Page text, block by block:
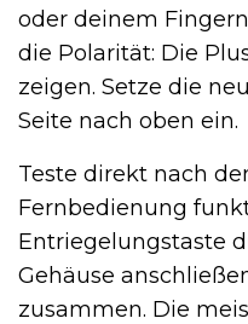
oder deinem
die Polarität: Die
zeigen. Setze die
Seite nach oben ein.
Teste direkt nach
Fernbedienung
Entriegelungstaste
Gehäuse
zusammen. Die